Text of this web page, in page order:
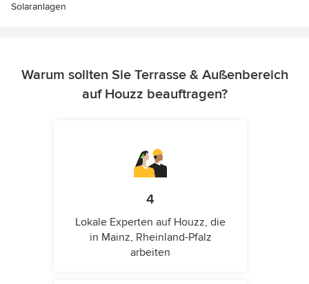
Solaranlagen
Warum sollten Sie Terrasse & Außenbereich
auf Houzz beauftragen?
4
Lokale Experten auf Houzz, die
in Mainz, Rheinland-Pfalz
arbeiten